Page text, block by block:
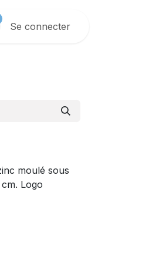
Se connecter
moulé sous
Logo